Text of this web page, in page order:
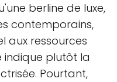
berline de luxe,
contemporains,
aux ressources
indique plutôt la
Pourtant,